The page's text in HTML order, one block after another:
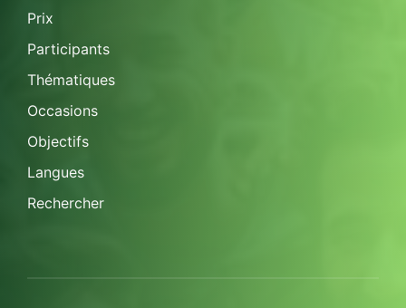
Prix
Participants
Thématiques
Occasions
Objectifs
Langues
Rechercher